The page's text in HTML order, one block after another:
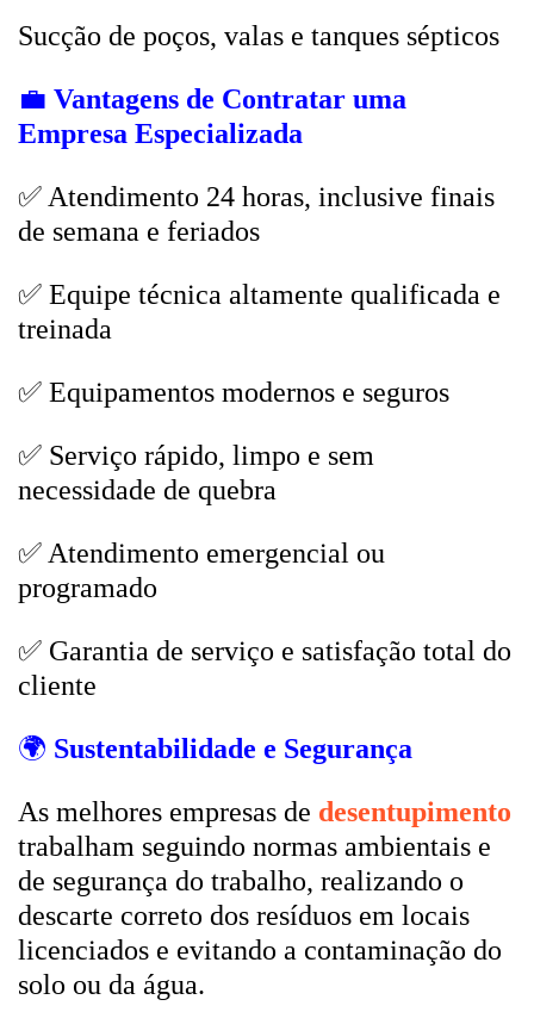
Sucção de poços, valas e tanques sépticos
💼 Vantagens de Contratar uma
Empresa Especializada
✅ Atendimento 24 horas, inclusive finais
de semana e feriados
✅ Equipe técnica altamente qualificada e
treinada
✅ Equipamentos modernos e seguros
✅ Serviço rápido, limpo e sem
necessidade de quebra
✅ Atendimento emergencial ou
programado
✅ Garantia de serviço e satisfação total do
cliente
🌍 Sustentabilidade e Segurança
As melhores empresas de desentupimento
trabalham seguindo normas ambientais e
de segurança do trabalho, realizando o
descarte correto dos resíduos em locais
licenciados e evitando a contaminação do
solo ou da água.